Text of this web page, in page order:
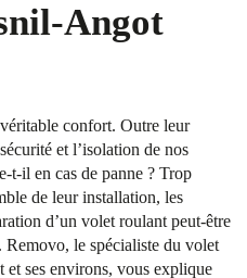
Angot
confort. Outre leur
et l’isolation de nos
t-il en cas de panne ? Trop
de leur installation, les
d’un volet roulant peut-être
Removo, le spécialiste du volet
ses environs, vous explique